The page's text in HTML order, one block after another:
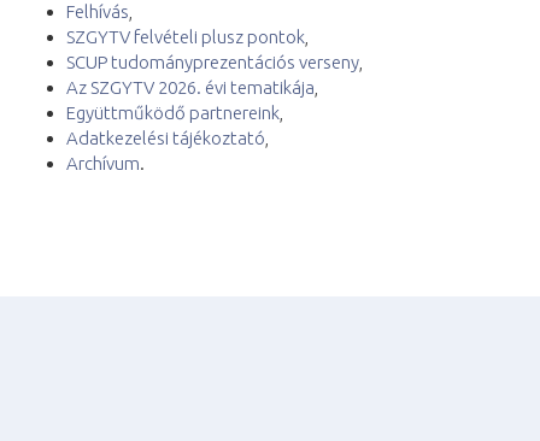
Felhívás
SZGYTV felvételi plusz pontok
SCUP tudományprezentációs verseny
Az SZGYTV 2026. évi tematikája
Együttműködő partnereink
Adatkezelési tájékoztató
Archívum.